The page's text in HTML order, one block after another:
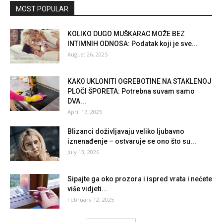
MOST POPULAR
KOLIKO DUGO MUŠKARAC MOŽE BEZ
INTIMNIH ODNOSA: Podatak koji je sve...
August 26, 2025
KAK0 UKLONITI OGREBOTINE NA STAKLENOJ
PLOČI ŠPORETA: Potrebna suvam samo
DVA...
April 17, 2025
Blizanci doživljavaju veliko ljubavno
iznenađenje – ostvaruje se ono što su...
July 13, 2026
Sipajte ga oko prozora i ispred vrata i nećete
više vidjeti...
February 12, 2025